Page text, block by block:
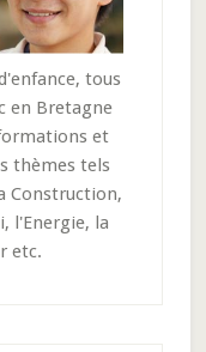
tous
en Bretagne
et
thèmes tels
Construction,
l'Energie, la
etc.